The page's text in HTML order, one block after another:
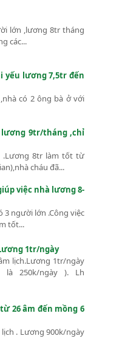
lớn ,lương 8tr tháng
các...
yếu lương 7,5tr đến
có 2 ông bà ở với
lương 9tr/tháng ,chỉ
.Lương 8tr làm tốt từ
cháu đã...
việc nhà lương 8-
3 người lớn .Công việc
tốt...
1tr/ngày
lịch.Lương 1tr/ngày
250k/ngày ). Lh
26 âm đến mồng 6
. Lương 900k/ngày